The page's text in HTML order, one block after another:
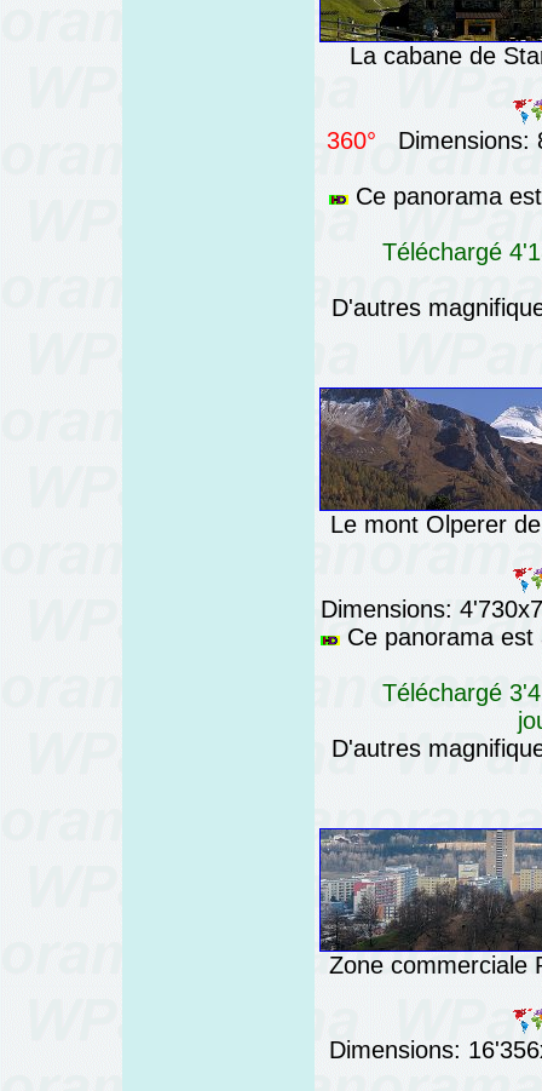
La cabane de
360° Dimensions:
Ce panorama
Téléchargé
D'autres
Le mont Olperer
Dimensions:
Ce panorama est
Téléchargé
D'autres
Zone commerciale
Dimensions: